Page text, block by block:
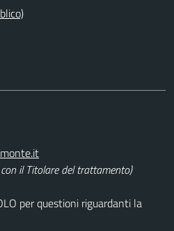
il Titolare del trattamento)
per questioni riguardanti la